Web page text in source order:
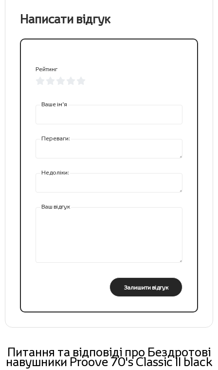
Написати відгук
Рейтинг
Ваше ім’я
Переваги:
Недоліки:
Ваш відгук
Залишити відгук
Питання та відповіді про Бездротові
навушники Proove 70's Classic II black